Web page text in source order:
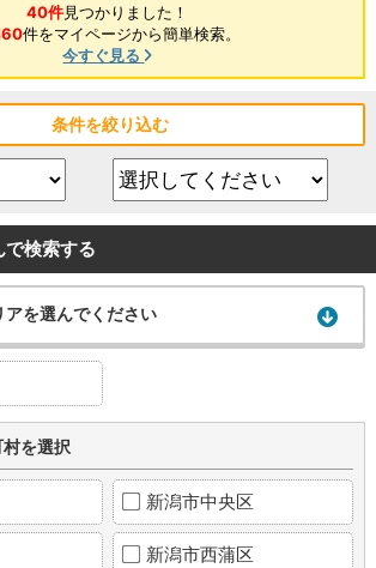
40件見つかりました！
件をマイページから簡単検索。
今すぐ見る
条件を絞り込む
で検索する
アを選んでください
を選択
新潟市中央区
新潟市西蒲区